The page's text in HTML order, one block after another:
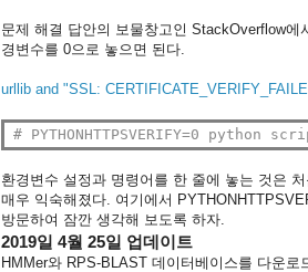
문제 해결 답안의 보물창고인 StackOverflow
경변수를 0으로 놓으면 된다.
urllib and "SSL:
# PYTHONHTTPSVERIFY=0
환경변수 설정과 명령어를 한 줄에 놓는 것은
매우 익숙해졌다. 여기에서
방문하여 잠깐 생각해 보도록 하자.
2019일 4월 25일 업데이트
HMMer와 RPS-BLAST 데이터베이스를 다운